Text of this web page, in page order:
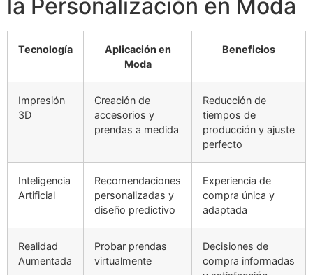
la Personalización en Moda
Tecnología
Aplicación en
Moda
Beneficios
Impresión
3D
Creación de
accesorios y
prendas a medida
Reducción de
tiempos de
producción y ajuste
perfecto
Inteligencia
Artificial
Recomendaciones
personalizadas y
diseño predictivo
Experiencia de
compra única y
adaptada
Realidad
Aumentada
Probar prendas
virtualmente
Decisiones de
compra informadas